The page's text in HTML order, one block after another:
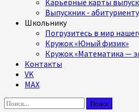
Карьерные карты
Выпускник - абитуриенту
Школьнику
Погрузитесь в мир
Кружок «Юный физик»
Кружок «Математика —
Контакты
VK
MAX
Найти: